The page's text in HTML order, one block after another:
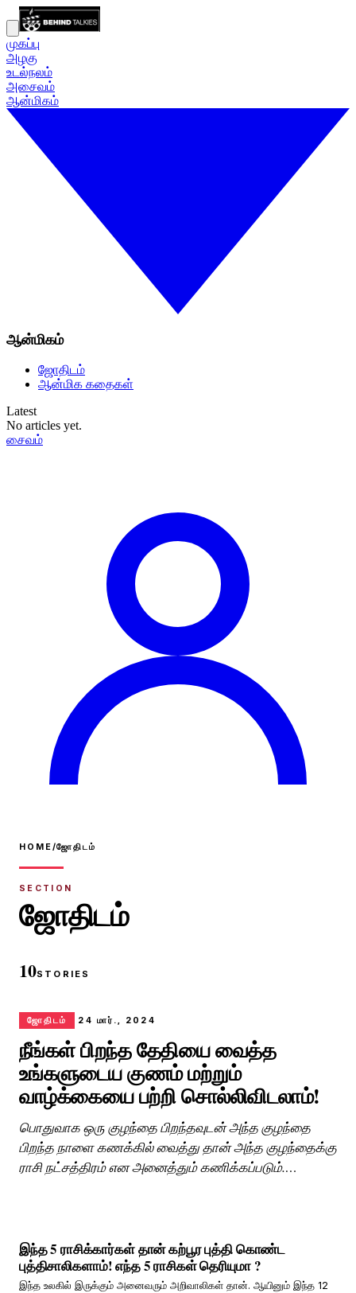
முகப்பு
அழகு
உடல்நலம்
அசைவம்
ஆன்மிகம்
ஆன்மிகம்
ஜோதிடம்
ஆன்மிக கதைகள்
Latest
No articles yet.
சைவம்
HOME/ஜோதிடம்
SECTION
ஜோதிடம்
10STORIES
ஜோதிடம் 24 மார்., 2024
நீங்கள் பிறந்த தேதியை வைத்த
உங்களுடைய குணம் மற்றும்
வாழ்க்கையை பற்றி சொல்லிவிடலாம்!
பொதுவாக ஒரு குழந்தை பிறந்தவுடன் அந்த குழந்தை
பிறந்த நாளை கணக்கில் வைத்து தான் அந்த குழந்தைக்கு
ராசி நட்சத்திரம் என அனைத்தும் கணிக்கப்படும்.
இந்த 5 ராசிக்கார்கள் தான் கற்பூர புத்தி கொண்ட
புத்திசாலிகளாம்! எந்த 5 ராசிகள் தெரியுமா ?
இந்த உலகில் இருக்கும் அனைவரும் அறிவாலிகள் தான். ஆயினும் இந்த 12